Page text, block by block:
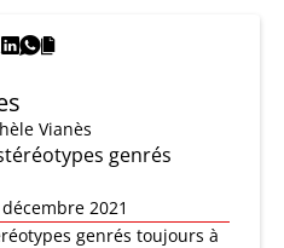
Vianès
genrés
2021
genrés toujours à